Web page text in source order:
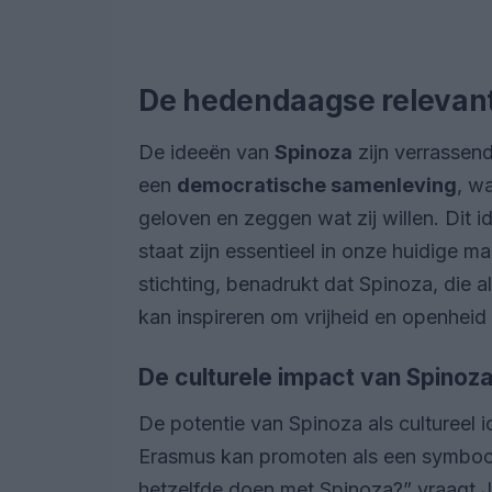
De hedendaagse
De ideeën van Spinoza zijn
een democratische samenleving,
geloven en zeggen wat zij willen. Dit
staat zijn essentieel in onze huidige
stichting, benadrukt dat Spinoza, die
kan inspireren om vrijheid en openheid
De culturele impact van Spinoza
De potentie van Spinoza als cultureel
Erasmus kan promoten als een